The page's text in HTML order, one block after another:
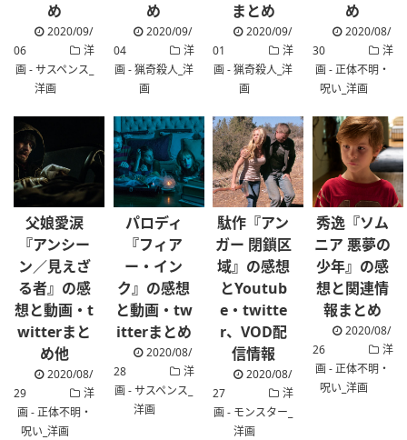
め
2020/09/
06
洋
画 - サスペンス_
洋画
め
2020/09/
04
洋
画 - 猟奇殺人_洋
画
まとめ
2020/09/
01
洋
画 - 猟奇殺人_洋
画
め
2020/08/
30
洋
画 - 正体不明・
呪い_洋画
父娘愛涙
『アンシー
ン／見えざ
る者』の感
想と動画・t
witterまと
め他
2020/08/
29
洋
画 - 正体不明・
呪い_洋画
パロディ
『フィア
ー・イン
ク』の感想
と動画・tw
itterまとめ
2020/08/
28
洋
画 - サスペンス_
洋画
駄作『アン
ガー 閉鎖区
域』の感想
とYoutub
e・twitte
r、VOD配
信情報
2020/08/
27
洋
画 - モンスター_
洋画
秀逸『ソム
ニア 悪夢の
少年』の感
想と関連情
報まとめ
2020/08/
26
洋
画 - 正体不明・
呪い_洋画